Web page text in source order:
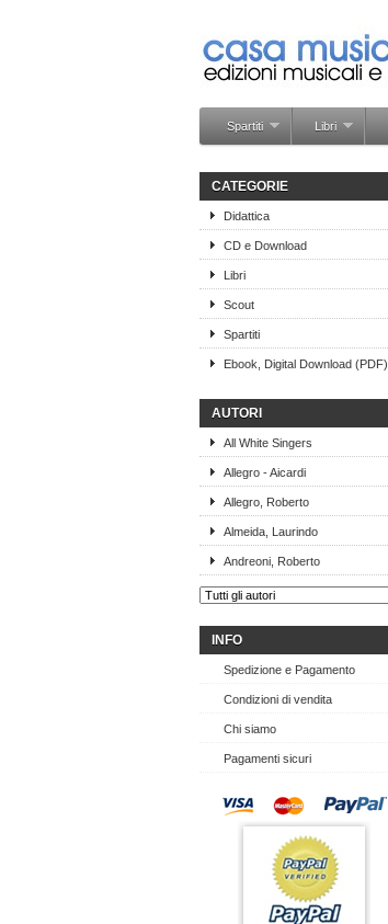
Spartiti Libri
CATEGORIE
Didattica
CD e Download
Libri
Scout
Spartiti
Ebook, Digital Download (PDF)
AUTORI
All White Singers
Allegro - Aicardi
Allegro, Roberto
Almeida, Laurindo
Andreoni, Roberto
INFO
Spedizione e Pagamento
Condizioni di vendita
Chi siamo
Pagamenti sicuri